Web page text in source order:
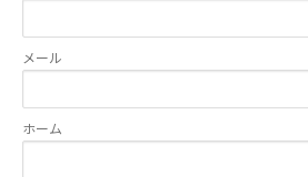
メール
ホーム